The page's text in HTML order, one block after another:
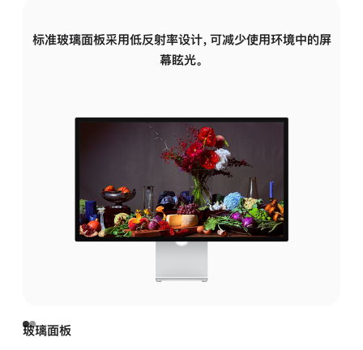
标准玻璃面板采用低反射率设计，可减少使用环境中的屏
幕眩光。
玻璃面板